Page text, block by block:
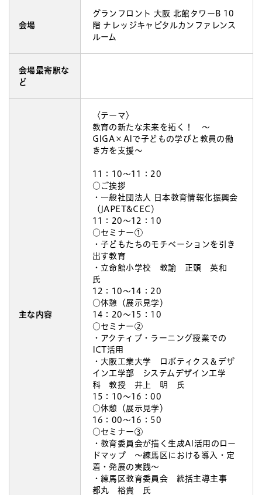
会場
グランフロント 大阪 北館タワーB 10
階 ナレッジキャピタルカンファレンス
ルーム
会場最寄駅な
ど
主な内容
〈テーマ〉
教育の新たな未来を拓く！ ～
GIGA×AIで子どもの学びと教員の働
き方を支援～
11：10～11：20
○ご挨拶
・一般社団法人 日本教育情報化振興会
（JAPET&CEC）
11：20～12：10
○セミナー①
・子どもたちのモチベーションを引き
出す教育
・立命館小学校 教諭 正頭 英和
氏
12：10～14：20
○休憩（展示見学）
14：20～15：10
○セミナー②
・アクティブ・ラーニング授業での
ICT活用
・大阪工業大学 ロボティクス＆デザ
イン工学部 システムデザイン工学
科 教授 井上 明 氏
15：10～16：00
○休憩（展示見学）
16：00～16：50
○セミナー③
・教育委員会が描く生成AI活用のロー
ドマップ ～練馬区における導入・定
着・発展の実践～
・練馬区教育委員会 統括主導主事
都丸 裕貴 氏